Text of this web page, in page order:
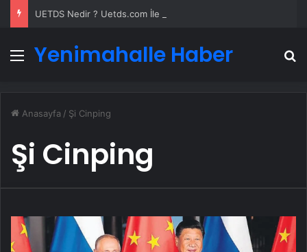
Menü
Yenimahalle Haber
Anasayfa / Şi Cinping
Şi Cinping